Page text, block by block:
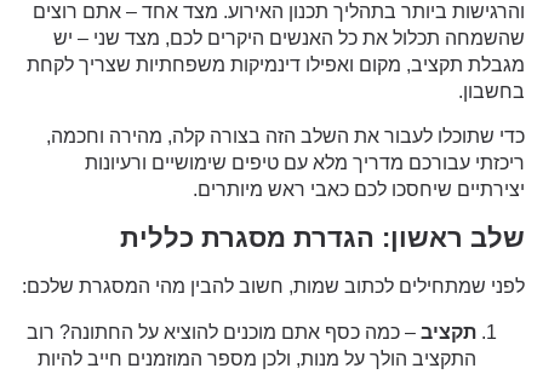
והרגישות ביותר בתהליך תכנון האירוע. מצד אחד – אתם רוצים
שהשמחה תכלול את כל האנשים היקרים לכם, מצד שני – יש
מגבלת תקציב, מקום ואפילו דינמיקות משפחתיות שצריך לקחת
בחשבון.
כדי שתוכלו לעבור את השלב הזה בצורה קלה, מהירה וחכמה,
ריכזתי עבורכם מדריך מלא עם טיפים שימושיים ורעיונות
יצירתיים שיחסכו לכם כאבי ראש מיותרים.
שלב ראשון: הגדרת מסגרת כללית
לפני שמתחילים לכתוב שמות, חשוב להבין מהי המסגרת שלכם:
תקציב – כמה כסף אתם מוכנים להוציא על החתונה? רוב
התקציב הולך על מנות, ולכן מספר המוזמנים חייב להיות